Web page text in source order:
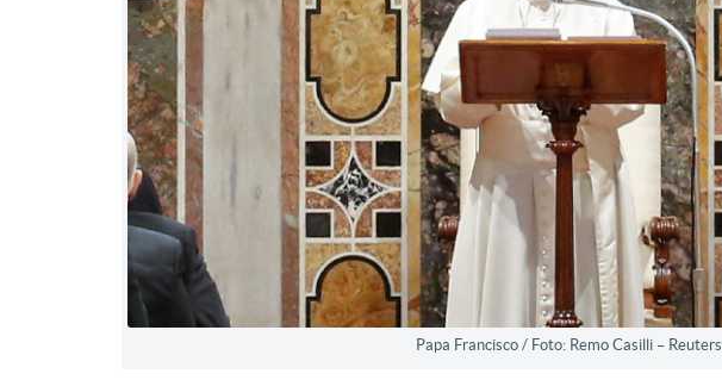
Papa Francisco / Foto: Remo Casilli – Reuters